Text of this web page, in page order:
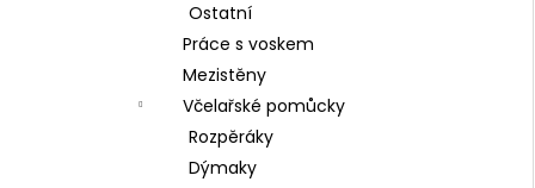
Ostatní
Práce s voskem
Mezistěny
Včelařské pomůcky
Rozpěráky
Dýmaky